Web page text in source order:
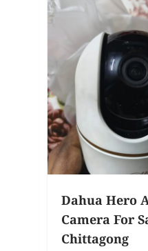
Dahua Hero
Camera For
Chittagong